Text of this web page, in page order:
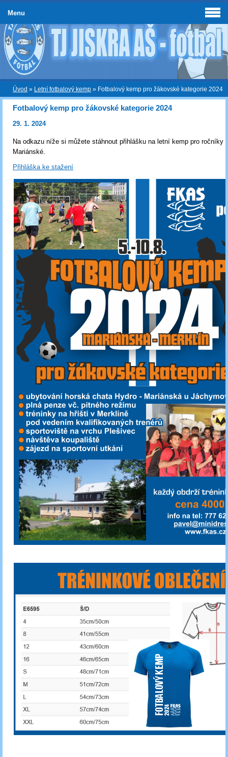
Úvod » Letní fotbalový kemp » Fotbalový kemp pro žákovské kategorie 2024
Fotbalový kemp pro žákovské kategorie 2024
29. 1. 2024
Na odkazu níže si můžete stáhnout přihlášku na letní kemp pro ročníky
Mariánské.
Přihláška ke stažení
Menu